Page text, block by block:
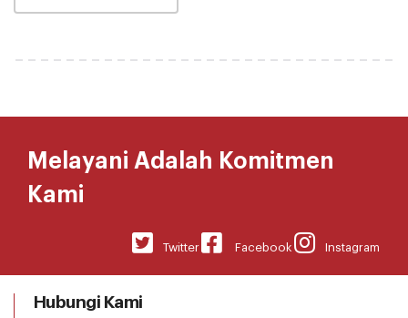
Melayani Adalah Komitmen
Kami
Instagram
Facebook
Twitter
Hubungi Kami